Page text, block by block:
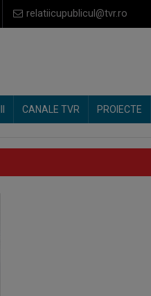
relatiicupublicul@tvr.ro
CANALE TVR PROIECTE